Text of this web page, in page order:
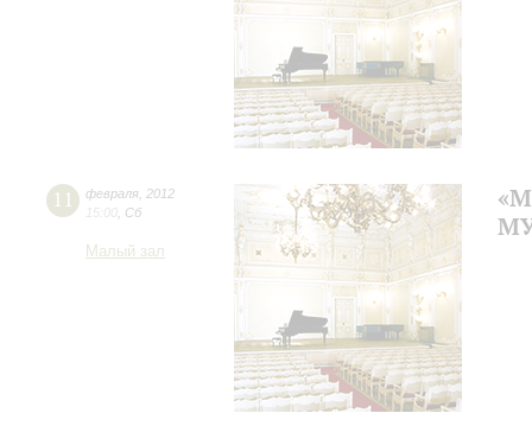
11 февраля 2012
15:00 Сб
Малый зал